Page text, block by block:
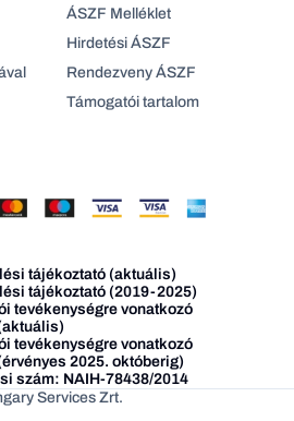
ÁSZF Melléklet
Hirdetési ÁSZF
Rendezveny ÁSZF
Támogatói tartalom
tájékoztató (aktuális)
tájékoztató (2019-2025)
tevékenységre vonatkozó
tevékenységre vonatkozó
2025. októberig)
szám: NAIH-78438/2014
Services Zrt.